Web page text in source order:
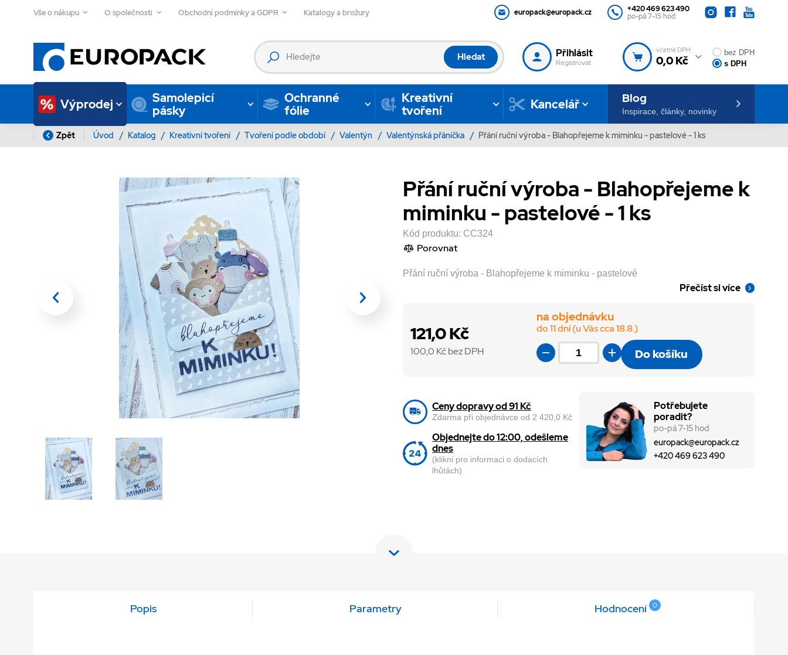
Vše o nákupu O společnosti Obchodní podmínky a GDPR Katalogy a brožury europack@europack.cz
+420 469 623 490
po-pá 7-15 hod
Hledat Přihlásit
Registrovat
včetně DPH
0,0 Kč
bez DPH
s DPH
Výprodej
Samolepicí
pásky
Ochranné
fólie
Kreativní
tvoření
Kancelář Blog
Inspirace, články, novinky
Zpět Úvod / Katalog / Kreativní tvoření / Tvoření podle období / Valentýn / Valentýnská přáníčka / Přání ruční výroba - Blahopřejeme k miminku - pastelové - 1 ks
Přání ruční výroba - Blahopřejeme k
miminku - pastelové - 1 ks
Kód produktu: CC324
Porovnat
Přání ruční výroba - Blahopřejeme k miminku - pastelové
Přečíst si více
121,0 Kč
100,0 Kč bez DPH
na objednávku
do 11 dní (u Vás cca 18.8.)
Do košíku
Ceny dopravy od 91 Kč
Zdarma při objednávce od 2 420,0 Kč
Objednejte do 12:00, odešleme
dnes
(klikni pro informaci o dodacích
lhůtách)
Potřebujete
poradit?
po-pá 7-15 hod
europack@europack.cz
+420 469 623 490
Popis Parametry Hodnocení 0